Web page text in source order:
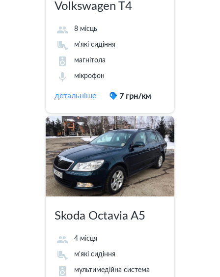
Volkswagen T4
8 місць
м'які сидіння
магнітола
мікрофон
детальніше 7 грн/км
Skoda Octavia A5
4 місця
м'які сидіння
мультимедійна система